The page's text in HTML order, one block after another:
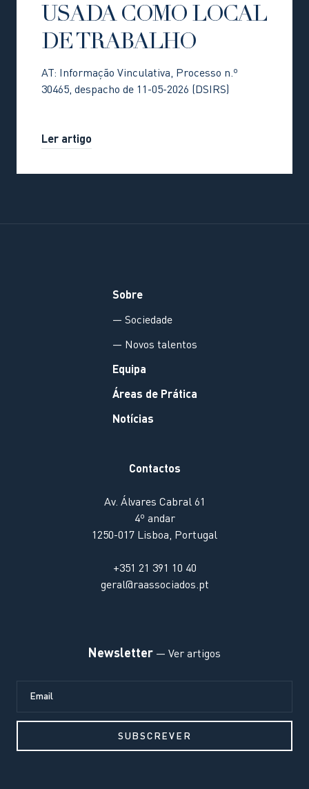
USADA COMO LOCAL
DE TRABALHO
AT: Informação Vinculativa, Processo n.º
30465, despacho de 11-05-2026 (DSIRS)
Ler artigo
Sobre
— Sociedade
— Novos talentos
Equipa
Áreas de Prática
Notícias
Contactos
Av. Álvares Cabral 61
4º andar
1250-017 Lisboa, Portugal
+351 21 391 10 40
geral@raassociados.pt
Newsletter — Ver artigos